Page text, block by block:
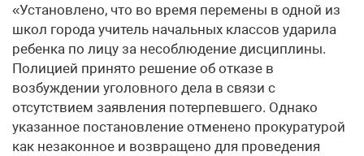
«Установлено, что во время перемены в одной из
школ города учитель начальных классов ударила
ребенка по лицу за несоблюдение дисциплины.
Полицией принято решение об отказе в
возбуждении уголовного дела в связи с
отсутствием заявления потерпевшего. Однако
указанное постановление отменено прокуратурой
как незаконное и возвращено для проведения